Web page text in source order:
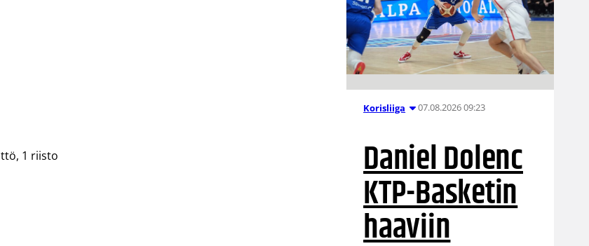
1 riisto
Korisliiga 07.08.2026 09:23
Daniel Dolenc
KTP-Basketin
haaviin